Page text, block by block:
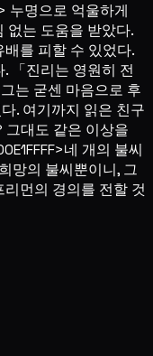
누명으로 억울하게
없는 도움을 받았다.
를 피할 수 있었다.
「진리는 영원히 전
는 굳센 마음으로 후
. 여기까지 읽은 친구
그대도 같은 이상을
네 개의 불씨
망의 불씨뿐이니, 그
먼의 경의를 전할 것